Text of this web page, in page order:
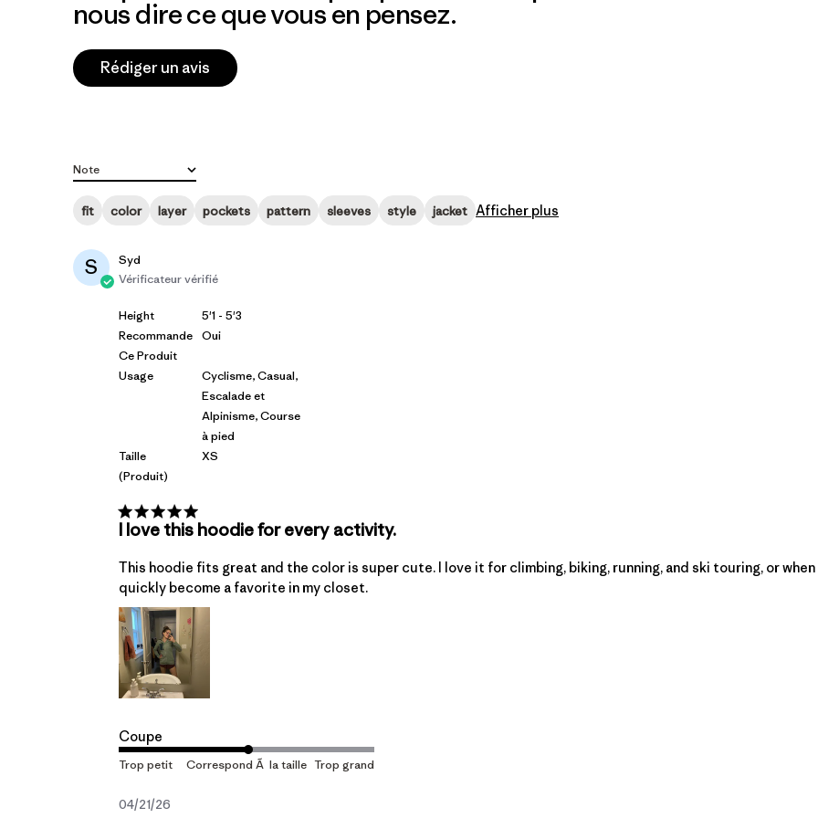
nous dire ce que vous en pensez.
Rédiger un avis
Note
Toutes les évaluations
fit color layer pockets pattern sleeves style jacket Afficher plus
S
Syd
Vérificateur vérifié
Height
Recommande
Ce Produit
Usage
Taille
(produit)
5'1 - 5'3
Oui
Cyclisme, Casual,
Escalade et
Alpinisme, Course
à pied
XS
I love this hoodie for every activity.
This hoodie fits great and the color is super cute. I love it for climbing, biking, running, and ski touring, or
quickly become a favorite in my closet.
Coupe
04/21/26